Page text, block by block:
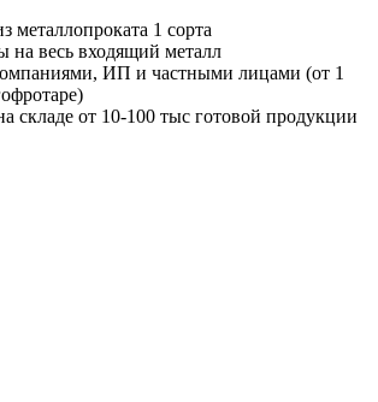
металлопроката 1 сорта
на весь входящий металл
ИП и частными лицами (от 1
складе от 10-100 тыс готовой продукции